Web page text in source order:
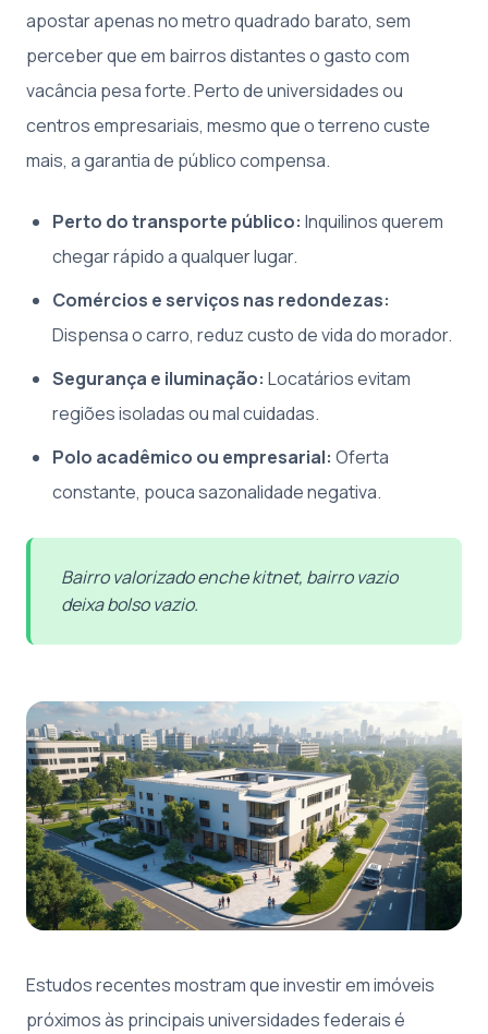
apostar apenas no metro quadrado barato, sem
perceber que em bairros distantes o gasto com
vacância pesa forte. Perto de universidades ou
centros empresariais, mesmo que o terreno custe
mais, a garantia de público compensa.
Perto do transporte público: Inquilinos querem
chegar rápido a qualquer lugar.
Comércios e serviços nas redondezas:
Dispensa o carro, reduz custo de vida do morador.
Segurança e iluminação: Locatários evitam
regiões isoladas ou mal cuidadas.
Polo acadêmico ou empresarial: Oferta
constante, pouca sazonalidade negativa.
Bairro valorizado enche kitnet, bairro vazio
deixa bolso vazio.
Estudos recentes mostram que investir em imóveis
próximos às principais universidades federais é